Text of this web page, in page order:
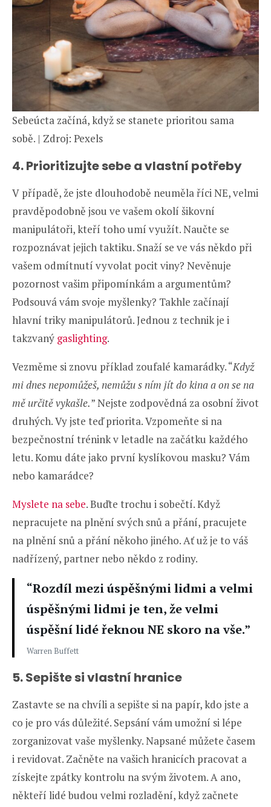
Sebeúcta začíná, když se stanete prioritou sama
sobě. | Zdroj: Pexels
4. Prioritizujte sebe a vlastní potřeby
V případě, že jste dlouhodobě neuměla říci NE, velmi
pravděpodobně jsou ve vašem okolí šikovní
manipulátoři, kteří toho umí využít. Naučte se
rozpoznávat jejich taktiku. Snaží se ve vás někdo při
vašem odmítnutí vyvolat pocit viny? Nevěnuje
pozornost vašim připomínkám a argumentům?
Podsouvá vám svoje myšlenky? Takhle začínají
hlavní triky manipulátorů. Jednou z technik je i
takzvaný gaslighting.
Vezměme si znovu příklad zoufalé kamarádky. “Když
mi dnes nepomůžeš, nemůžu s ním jít do kina a on se na
mě určitě vykašle.” Nejste zodpovědná za osobní život
druhých. Vy jste teď priorita. Vzpomeňte si na
bezpečnostní trénink v letadle na začátku každého
letu. Komu dáte jako první kyslíkovou masku? Vám
nebo kamarádce?
Myslete na sebe. Buďte trochu i sobečtí. Když
nepracujete na plnění svých snů a přání, pracujete
na plnění snů a přání někoho jiného. Ať už je to váš
nadřízený, partner nebo někdo z rodiny.
“Rozdíl mezi úspěšnými lidmi a velmi
úspěšnými lidmi je ten, že velmi
úspěšní lidé řeknou NE skoro na vše.”
Warren Buffett
5. Sepište si vlastní hranice
Zastavte se na chvíli a sepište si na papír, kdo jste a
co je pro vás důležité. Sepsání vám umožní si lépe
zorganizovat vaše myšlenky. Napsané můžete časem
i revidovat. Začněte na vašich hranicích pracovat a
získejte zpátky kontrolu na svým životem. A ano,
někteří lidé budou velmi rozladění, když začnete